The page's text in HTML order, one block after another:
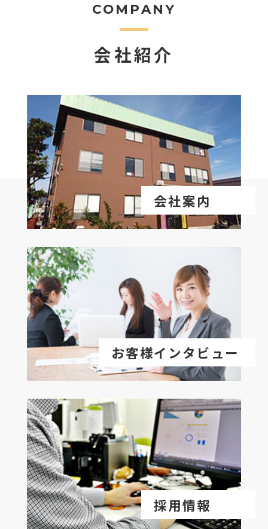
COMPANY
会社紹介
会社案内
お客様インタビュー
採用情報